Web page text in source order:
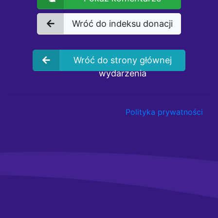
Wróć do indeksu donacji
Wróć do strony głównej
wydarzenia
Polityka prywatności